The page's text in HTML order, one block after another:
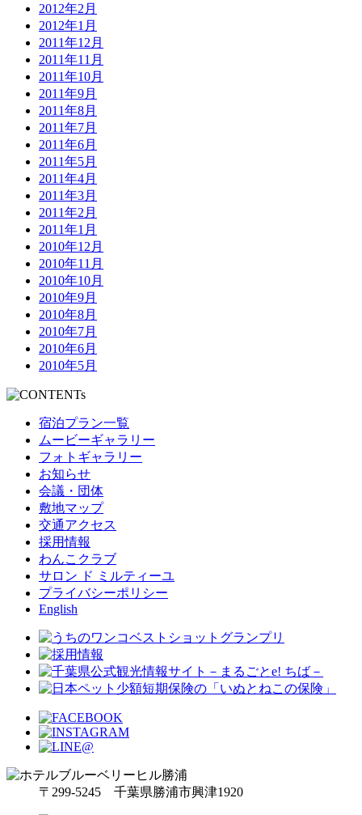
2012年2月
2012年1月
2011年12月
2011年11月
2011年10月
2011年9月
2011年8月
2011年7月
2011年6月
2011年5月
2011年4月
2011年3月
2011年2月
2011年1月
2010年12月
2010年11月
2010年10月
2010年9月
2010年8月
2010年7月
2010年6月
2010年5月
宿泊プラン一覧
ムービーギャラリー
フォトギャラリー
お知らせ
会議・団体
敷地マップ
交通アクセス
採用情報
わんこクラブ
サロン ド ミルティーユ
プライバシーポリシー
English
〒299-5245 千葉県勝浦市興津1920